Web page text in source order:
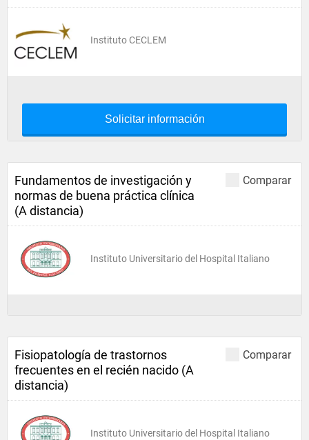
Instituto CECLEM
Solicitar información
Comparar
Fundamentos de investigación y
normas de buena práctica clínica
(A distancia)
Instituto Universitario del Hospital Italiano
Comparar
Fisiopatología de trastornos
frecuentes en el recién nacido (A
distancia)
Instituto Universitario del Hospital Italiano